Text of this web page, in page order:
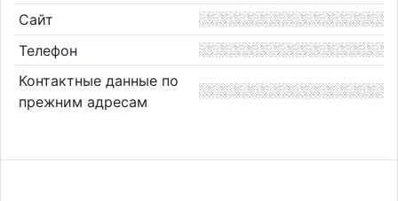
Сайт
Телефон
Контактные данные по
прежним адресам